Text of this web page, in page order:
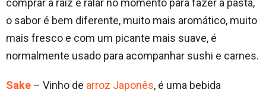
comprar a raiz e ralar no momento para fazer a pasta,
o sabor é bem diferente, muito mais aromático, muito
mais fresco e com um picante mais suave, é
normalmente usado para acompanhar sushi e carnes.
Sake – Vinho de arroz Japonês, é uma bebida